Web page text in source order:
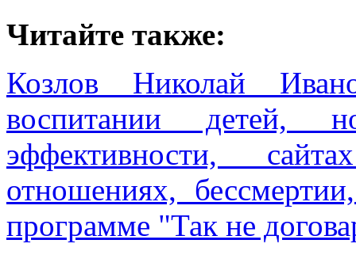
Читайте также:
Козлов Николай
воспитании детей,
эффективности,
отношениях,
программе "Так не